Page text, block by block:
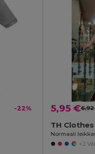
-22% 5,95 €
TH
Normaali
+2